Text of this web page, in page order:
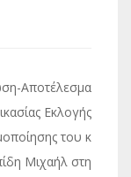
Αποτέλεσμα
Εκλογής
του κ
Μιχαήλ στη